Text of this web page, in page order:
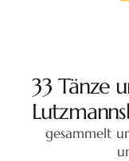
33 Tänze
gesammelt